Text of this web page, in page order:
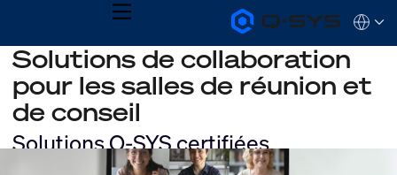
Q-
SYS
Audio
Products
Homepage
MENU
QSYS.com (English)
India (English)
Deutsch
Español
日本語
Solutions de collaboration
pour les salles de réunion et
de conseil
Solutions Q-SYS certifiées